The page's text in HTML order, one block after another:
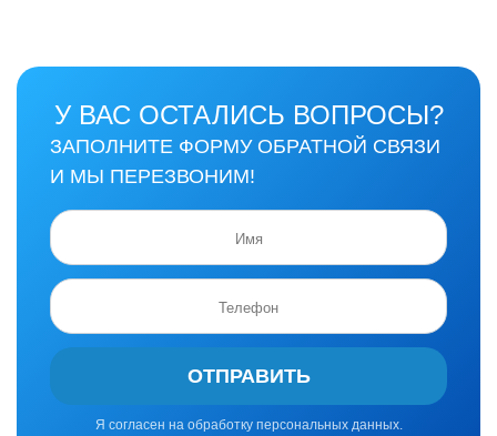
У ВАС ОСТАЛИСЬ ВОПРОСЫ?
ЗАПОЛНИТЕ ФОРМУ ОБРАТНОЙ СВЯЗИ
И МЫ ПЕРЕЗВОНИМ!
ОТПРАВИТЬ
Я согласен на обработку персональных данных.